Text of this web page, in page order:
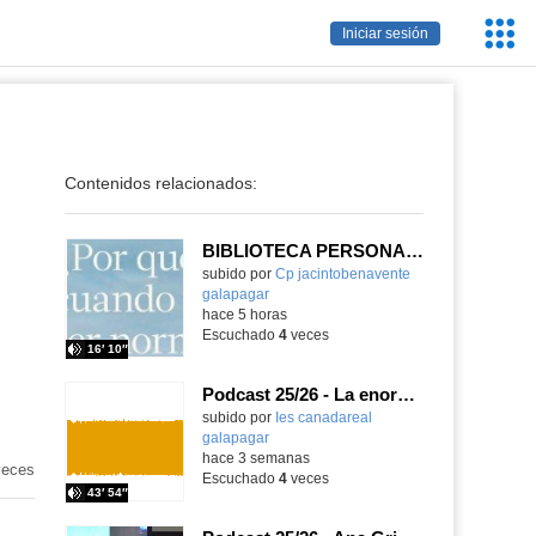
Iniciar sesión
Contenidos relacionados:
BIBLIOTECA PERSONAL 9: ¿Por qué ser feliz cuando puedes ser normal?
Contenido educativo.
subido por Cp jacintobenavente
galapagar
16′ 10″
-
hace 5 horas
Escuchado 4veces
Podcast 25/26 - La enorme responsabilidad de ser juez
subido por Ies canadareal
galapagar
43′ 54″
-
hace 3 semanas
Escuchado 4veces